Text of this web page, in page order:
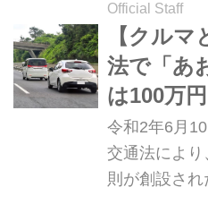
Official Staff
【クルマ
法で「あ
は100万
だ、それ
重大な犯
令和2年6月
交通法により
則が創設さ